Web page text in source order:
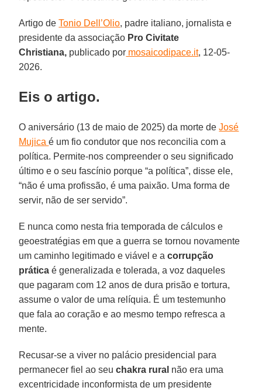
Artigo deTonio Dell’Olio, padre italiano, jornalista e
presidente da associação Pro Civitate
Christiana, publicado por mosaicodipace.it, 12-05-
2026.
Eis o artigo.
O aniversário (13 de maio de 2025) da morte deJosé
Mujicaé um fio condutor que nos reconcilia com a
política. Permite-nos compreender o seu significado
último e o seu fascínio porque “a política”, disse ele,
“não é uma profissão, é uma paixão. Uma forma de
servir, não de ser servido”.
E nunca como nesta fria temporada de cálculos e
geoestratégias em que a guerra se tornou novamente
um caminho legitimado e viável e acorrupção
prática é generalizada e tolerada, a voz daqueles
que pagaram com 12 anos de dura prisão e tortura,
assume o valor de uma relíquia. É um testemunho
que fala ao coração e ao mesmo tempo refresca a
mente.
Recusar-se a viver no palácio presidencial para
permanecer fiel ao seuchakra rural não era uma
excentricidade inconformista de um presidente